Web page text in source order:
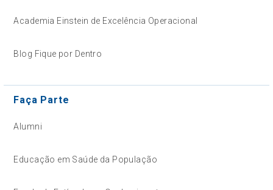
Academia Einstein de Excelência Operacional
Blog Fique por Dentro
Faça Parte
Alumni
Educação em Saúde da População